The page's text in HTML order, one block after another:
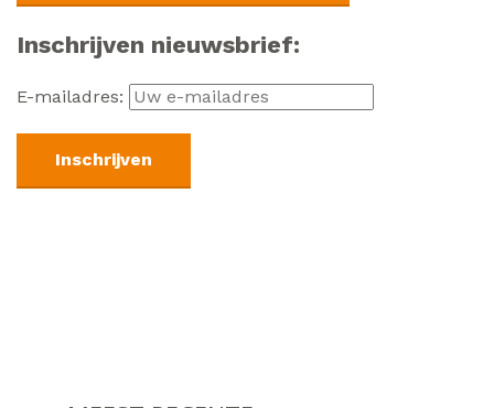
Inschrijven nieuwsbrief:
E-mailadres: